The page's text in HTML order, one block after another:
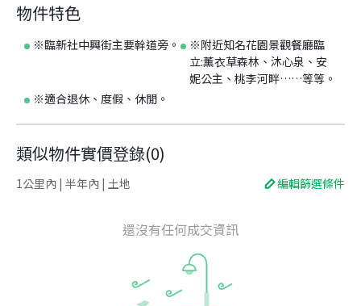
物件特色
※臨新社中興街主要幹道旁。
※附近知名花園景觀餐廳臨
立:薰衣草森林、沐心泉、安
妮公主、桃李河畔……等等。
※適合退休、度假、休閒。
類似物件實價登錄(0)
1公里內 | 半年內 | 土地 編輯篩選條件
還沒有任何成交資訊